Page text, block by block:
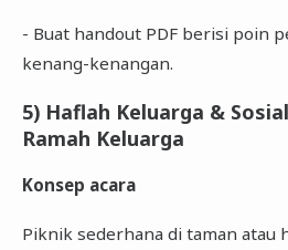
- Buat handout PDF berisi poin
kenang-kenangan.
5) Haflah Keluarga &
Ramah Keluarga
Konsep acara
Piknik sederhana di taman atau